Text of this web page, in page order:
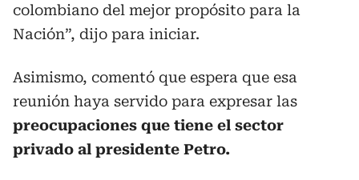
colombiano del mejor propósito para la
Nación”, dijo para iniciar.
Asimismo, comentó que espera que esa
reunión haya servido para expresar las
preocupaciones que tiene el sector
privado al presidente Petro.